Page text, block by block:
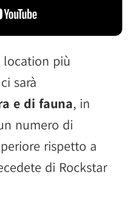
location più
sarà
e di fauna, in
numero di
rispetto a
di Rockstar